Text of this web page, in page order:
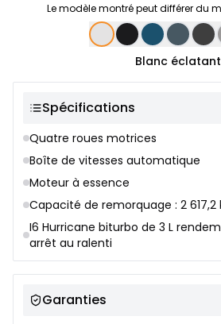
Le modèle montré peut différer du
Sélection de couleur
Blanc éclatant
Spécifications
Quatre roues motrices
Boîte de vitesses automatique
Moteur à essence
Capacité de remorquage : 2 617,2
I6 Hurricane biturbo de 3 L
arrêt au ralenti
Garanties